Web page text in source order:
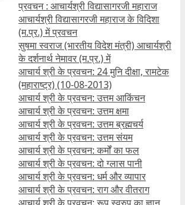
प्रवचन : आचार्यश्री ‍विद्यासागरजी महाराज
आचार्यश्री विद्यासागरजी महाराज के विदिशा
(म.प्र.) में प्रवचन
सुषमा स्वराज (भारतीय विदेश मंत्री) आचार्यश्री
के दर्शनार्थ नेमावर (म.प्र.) में
आचार्य श्री के प्रवचन: 24 मुनि दीक्षा, रामटेक
(महाराष्ट्र) (10-08-2013)
आचार्य श्री के प्रवचन: उत्तम आकिंचन
आचार्य श्री के प्रवचन: उत्तम क्षमा
आचार्य श्री के प्रवचन: उत्तम ब्रह्मचर्य
आचार्य श्री के प्रवचन: उत्तम संयम
आचार्य श्री के प्रवचन: कर्मों का फल
आचार्य श्री के प्रवचन: दो ग्लास पानी
आचार्य श्री के प्रवचन: धर्म और व्यापार
आचार्य श्री के प्रवचन: राग और वीतराग